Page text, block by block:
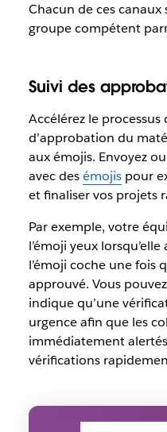
Chacun de ces canaux
groupe compétent
Suivi des
Accélérez le
d’approbation du
aux émojis. Envoyez
avec desémojispour
et finaliser vos projets
Par exemple, votre
l’émoji yeux
l’émoji coche une fois
approuvé. Vous
indique qu’une
urgence afin que les
immédiatement
vérifications